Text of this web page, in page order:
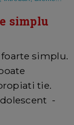
simplu
simplu.
tie.
-